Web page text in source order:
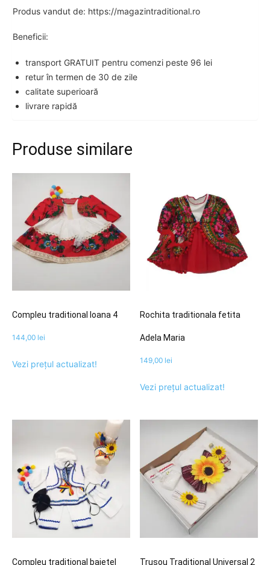
Produs vandut de: https://magazintraditional.ro
Beneficii:
transport GRATUIT pentru comenzi peste 96 lei
retur în termen de 30 de zile
calitate superioară
livrare rapidă
Produse similare
Compleu traditional Ioana 4
144,00 lei
Vezi prețul actualizat!
Rochita traditionala fetita
Adela Maria
149,00 lei
Vezi prețul actualizat!
Compleu traditional baietel Trusou Traditional Universal 2